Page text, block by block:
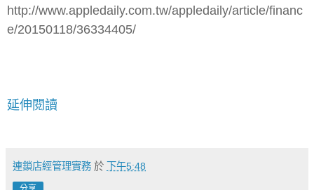
http://www.appledaily.com.tw/appledaily/article/financ
e/20150118/36334405/
延伸閱讀
連鎖店經管理實務 於 下午5:48